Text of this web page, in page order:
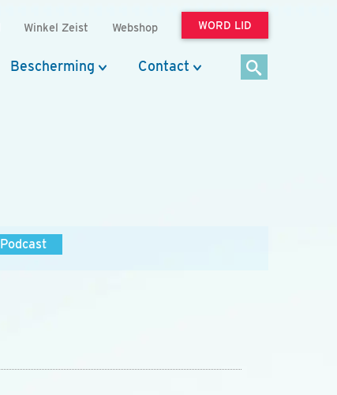
Winkel Zeist Webshop WORD LID
Bescherming Contact
Podcast